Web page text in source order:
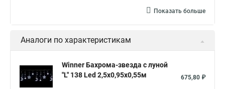
Показать больше
Аналоги по характеристикам
Winner Бахрома-звезда с луной
"L" 138 Led 2,5х0,95х0,55м
675,80 ₽